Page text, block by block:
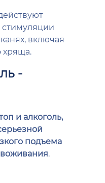
стимуляции
включая
хряща.
-
и алкоголь,
подъема
.